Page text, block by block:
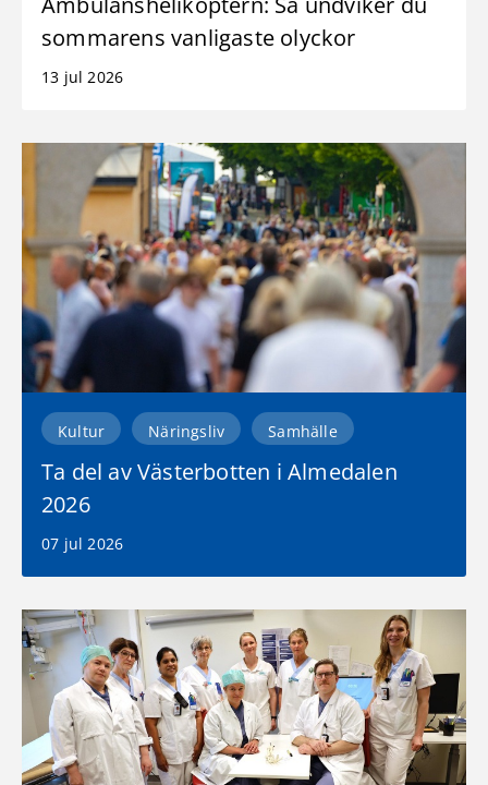
sommarens vanligaste olyckor
13 jul 2026
Kultur Näringsliv Samhälle
Ta del av Västerbotten i Almedalen
2026
07 jul 2026